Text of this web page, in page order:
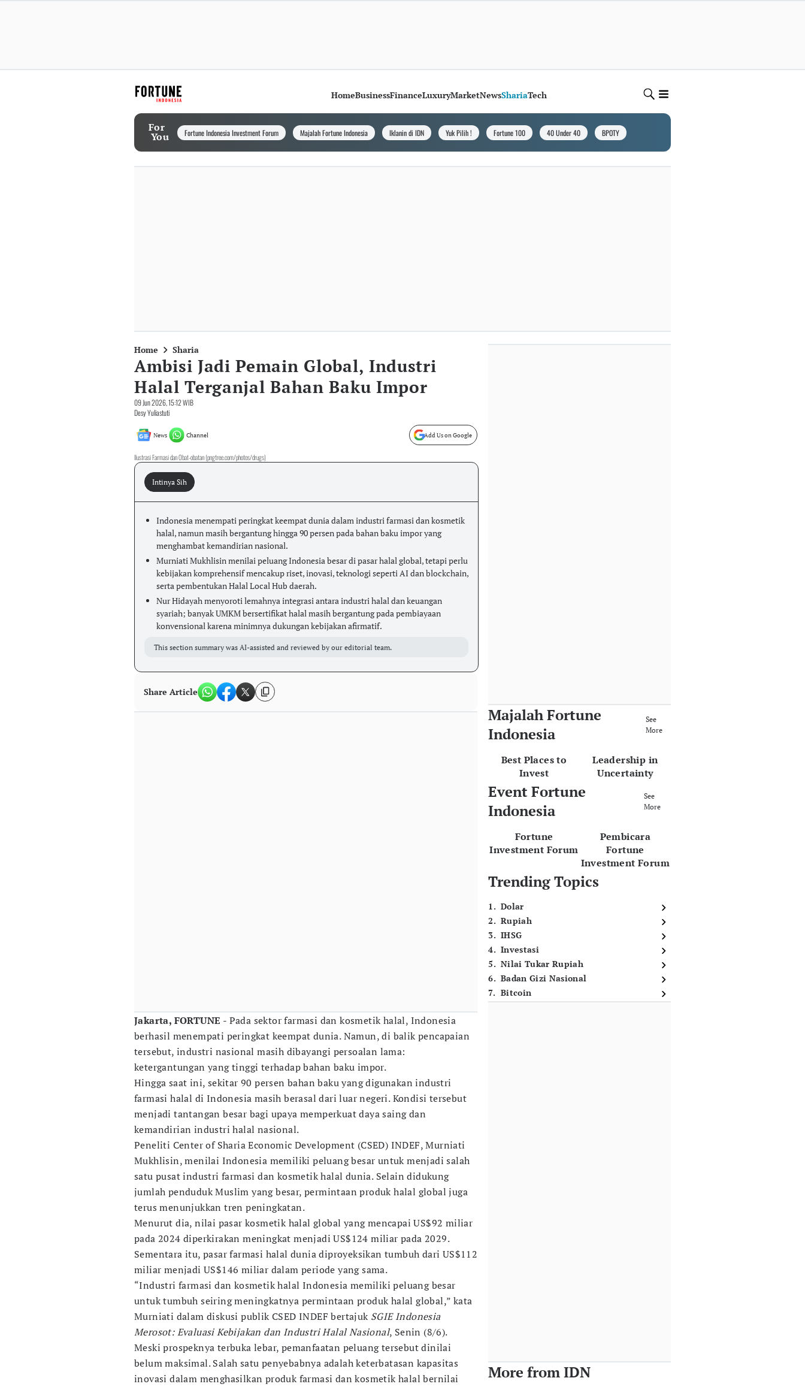
HomeBusinessFinanceLuxuryMarketNewsShariaTech
For
You Fortune Indonesia Investment Forum Majalah Fortune Indonesia Iklanin di IDN Yuk Pilih ! Fortune 100 40 Under 40 BPOTY
Home Sharia
Ambisi Jadi Pemain Global, Industri
Halal Terganjal Bahan Baku Impor
09 Jun 2026, 15:12 WIB
Desy Yuliastuti
News Channel Add Us on Google
Ilustrasi Farmasi dan Obat-obatan (pngtree.com/photos/drugs)
Intinya Sih
Indonesia menempati peringkat keempat dunia dalam industri farmasi dan kosmetik
halal, namun masih bergantung hingga 90 persen pada bahan baku impor yang
menghambat kemandirian nasional.
Murniati Mukhlisin menilai peluang Indonesia besar di pasar halal global, tetapi perlu
kebijakan komprehensif mencakup riset, inovasi, teknologi seperti AI dan blockchain,
serta pembentukan Halal Local Hub daerah.
Nur Hidayah menyoroti lemahnya integrasi antara industri halal dan keuangan
syariah; banyak UMKM bersertifikat halal masih bergantung pada pembiayaan
konvensional karena minimnya dukungan kebijakan afirmatif.
This section summary was AI-assisted and reviewed by our editorial team.
Share Article
Jakarta, FORTUNE - Pada sektor farmasi dan kosmetik halal, Indonesia
berhasil menempati peringkat keempat dunia. Namun, di balik pencapaian
tersebut, industri nasional masih dibayangi persoalan lama:
ketergantungan yang tinggi terhadap bahan baku impor.
Hingga saat ini, sekitar 90 persen bahan baku yang digunakan industri
farmasi halal di Indonesia masih berasal dari luar negeri. Kondisi tersebut
menjadi tantangan besar bagi upaya memperkuat daya saing dan
kemandirian industri halal nasional.
Peneliti Center of Sharia Economic Development (CSED) INDEF, Murniati
Mukhlisin, menilai Indonesia memiliki peluang besar untuk menjadi salah
satu pusat industri farmasi dan kosmetik halal dunia. Selain didukung
jumlah penduduk Muslim yang besar, permintaan produk halal global juga
terus menunjukkan tren peningkatan.
Menurut dia, nilai pasar kosmetik halal global yang mencapai US$92 miliar
pada 2024 diperkirakan meningkat menjadi US$124 miliar pada 2029.
Sementara itu, pasar farmasi halal dunia diproyeksikan tumbuh dari US$112
miliar menjadi US$146 miliar dalam periode yang sama.
“Industri farmasi dan kosmetik halal Indonesia memiliki peluang besar
untuk tumbuh seiring meningkatnya permintaan produk halal global,” kata
Murniati dalam diskusi publik CSED INDEF bertajuk SGIE Indonesia
Merosot: Evaluasi Kebijakan dan Industri Halal Nasional, Senin (8/6).
Meski prospeknya terbuka lebar, pemanfaatan peluang tersebut dinilai
belum maksimal. Salah satu penyebabnya adalah keterbatasan kapasitas
inovasi dalam menghasilkan produk farmasi dan kosmetik halal bernilai
Majalah Fortune
Indonesia
See
More
Best Places to
Invest
Leadership in
Uncertainty
Event Fortune
Indonesia
See
More
Fortune
Investment Forum
Pembicara
Fortune
Investment Forum
Trending Topics
1. Dolar
2. Rupiah
3. IHSG
4. Investasi
5. Nilai Tukar Rupiah
6. Badan Gizi Nasional
7. Bitcoin
More from IDN